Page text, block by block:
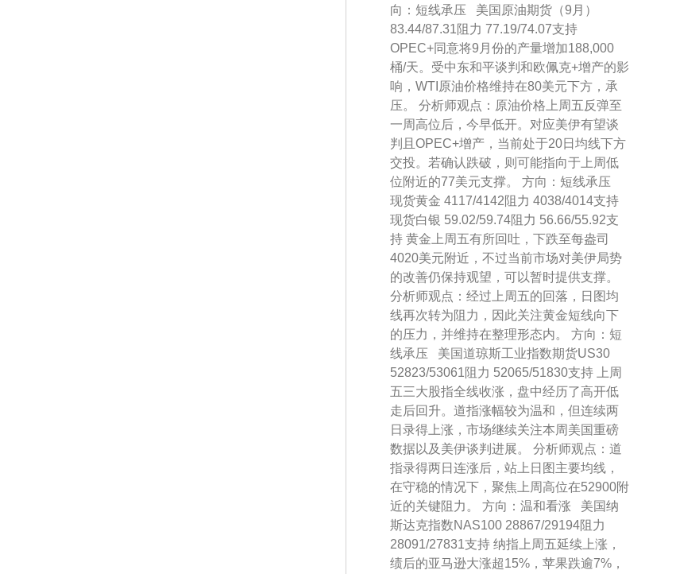
向：短线承压 美国原油期货（9月）
83.44/87.31阻力 77.19/74.07支持
OPEC+同意将9月份的产量增加188,000
桶/天。受中东和平谈判和欧佩克+增产的影
响，WTI原油价格维持在80美元下方，承
压。 分析师观点：原油价格上周五反弹至
一周高位后，今早低开。对应美伊有望谈
判且OPEC+增产，当前处于20日均线下方
交投。若确认跌破，则可能指向于上周低
位附近的77美元支撑。 方向：短线承压
现货黄金 4117/4142阻力 4038/4014支持
现货白银 59.02/59.74阻力 56.66/55.92支
持 黄金上周五有所回吐，下跌至每盎司
4020美元附近，不过当前市场对美伊局势
的改善仍保持观望，可以暂时提供支撑。
分析师观点：经过上周五的回落，日图均
线再次转为阻力，因此关注黄金短线向下
的压力，并维持在整理形态内。 方向：短
线承压 美国道琼斯工业指数期货US30
52823/53061阻力 52065/51830支持 上周
五三大股指全线收涨，盘中经历了高开低
走后回升。道指涨幅较为温和，但连续两
日录得上涨，市场继续关注本周美国重磅
数据以及美伊谈判进展。 分析师观点：道
指录得两日连涨后，站上日图主要均线，
在守稳的情况下，聚焦上周高位在52900附
近的关键阻力。 方向：温和看涨 美国纳
斯达克指数NAS100 28867/29194阻力
28091/27831支持 纳指上周五延续上涨，
绩后的亚马逊大涨超15%，苹果跌逾7%，